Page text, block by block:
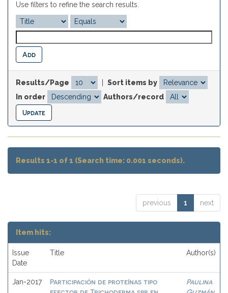
Use filters to refine the search results.
Results/Page
Sort items by
In order
Authors/record
Results 1-1 of 1 (Search time: 0.001 seconds).
previous 1 next
Item hits:
Issue
Date
Title Author(s)
Jan-2017
Participación de proteínas tipo
Paulina